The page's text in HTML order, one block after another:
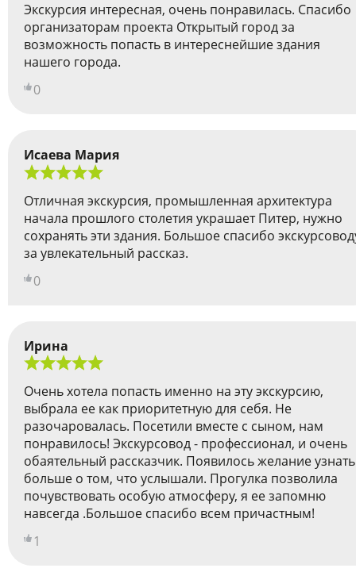
Экскурсия интересная, очень понравилась. Спасибо
организаторам проекта Открытый город за
возможность попасть в интереснейшие здания
нашего города.
0
Исаева Мария
Отличная экскурсия, промышленная архитектура
начала прошлого столетия украшает Питер, нужно
сохранять эти здания. Большое спасибо
за увлекательный рассказ.
0
Ирина
Очень хотела попасть именно на эту экскурсию,
выбрала ее как приоритетную для себя. Не
разочаровалась. Посетили вместе с сыном, нам
понравилось! Экскурсовод - профессионал, и очень
обаятельный рассказчик. Появилось желание узнать
больше о том, что услышали. Прогулка позволила
почувствовать особую атмосферу, я ее запомню
навсегда .Большое спасибо всем причастным!
1